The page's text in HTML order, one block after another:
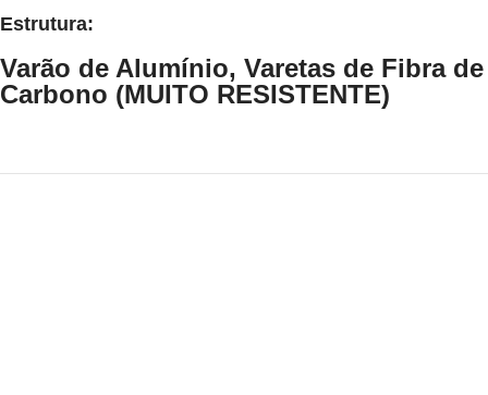
Estrutura:
Varão de Alumínio, Varetas de Fibra de
Carbono (MUITO RESISTENTE)